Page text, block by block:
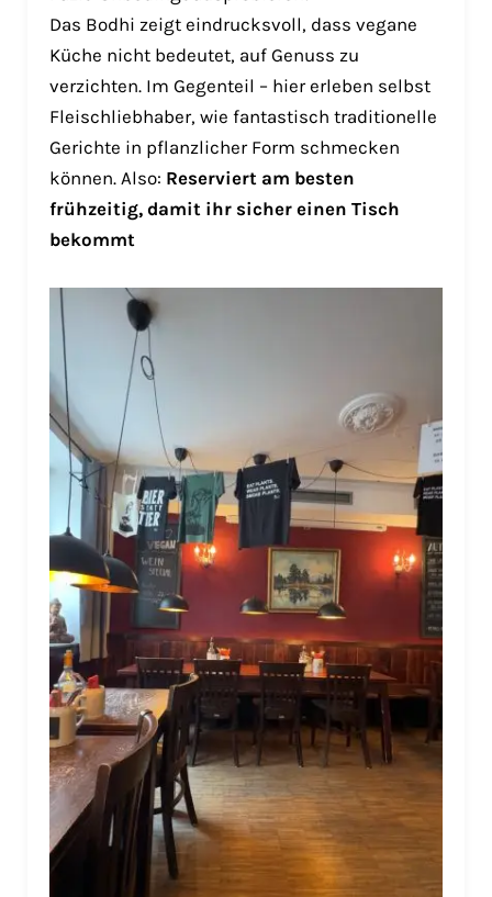
Das Bodhi zeigt eindrucksvoll, dass vegane
Küche nicht bedeutet, auf Genuss zu
verzichten. Im Gegenteil – hier erleben selbst
Fleischliebhaber, wie fantastisch traditionelle
Gerichte in pflanzlicher Form schmecken
können. Also: Reserviert am besten
frühzeitig, damit ihr sicher einen Tisch
bekommt